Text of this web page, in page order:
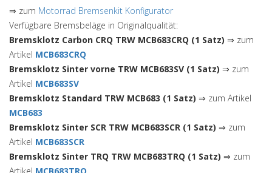
⇒ zum Motorrad Bremsenkit Konfigurator
Verfügbare Bremsbeläge in Originalqualität:
Bremsklotz Carbon CRQ TRW MCB683CRQ (1 Satz) ⇒ zum
Artikel MCB683CRQ
Bremsklotz Sinter vorne TRW MCB683SV (1 Satz) ⇒ zum
Artikel MCB683SV
Bremsklotz Standard TRW MCB683 (1 Satz) ⇒ zum Artikel
MCB683
Bremsklotz Sinter SCR TRW MCB683SCR (1 Satz) ⇒ zum
Artikel MCB683SCR
Bremsklotz Sinter TRQ TRW MCB683TRQ (1 Satz) ⇒ zum